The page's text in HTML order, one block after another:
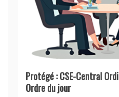
Protégé : CSE-Central
Ordre du jour